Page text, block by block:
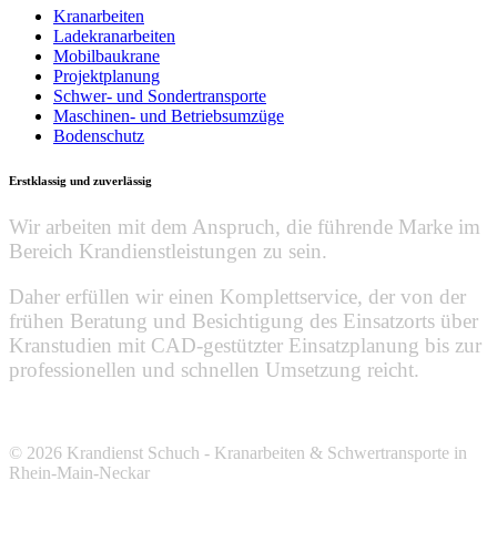
Kranarbeiten
Ladekranarbeiten
Mobilbaukrane
Projektplanung
Schwer- und Sondertransporte
Maschinen- und Betriebsumzüge
Bodenschutz
Erstklassig und zuverlässig
Wir arbeiten mit dem Anspruch, die führende Marke im
Bereich Krandienstleistungen zu sein.
Daher erfüllen wir einen Komplettservice, der von der
frühen Beratung und Besichtigung des Einsatzorts über
Kranstudien mit CAD-gestützter Einsatzplanung bis zur
professionellen und schnellen Umsetzung reicht.
© 2026 Krandienst Schuch - Kranarbeiten & Schwertransporte in
Rhein-Main-Neckar